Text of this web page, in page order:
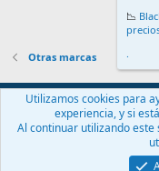
Otras marcas
Español (ES)
Contáctanos
Términos y
📉
.
Utilizamos cookies para
experiencia, y si
Al continuar utilizando